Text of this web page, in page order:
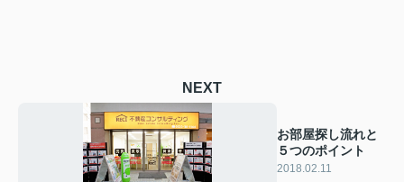
NEXT
お部屋探し流れと
５つのポイント
2018.02.11